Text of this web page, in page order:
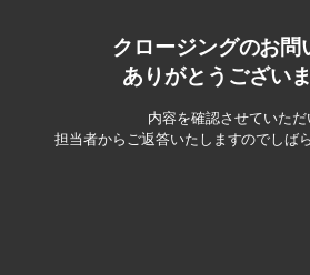
クロージングのお問
ありがとうございま
内容を確認させていただ
担当者からご返答いたしますのでしば